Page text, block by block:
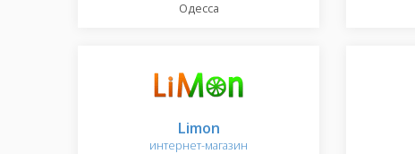
Одесса
Limon
интернет-магазин